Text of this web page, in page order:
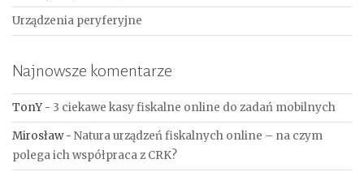
Urządzenia peryferyjne
Najnowsze komentarze
TonY- 3 ciekawe kasy fiskalne online do zadań mobilnych
Mirosław- Natura urządzeń fiskalnych online – na czym
polega ich współpraca z CRK?